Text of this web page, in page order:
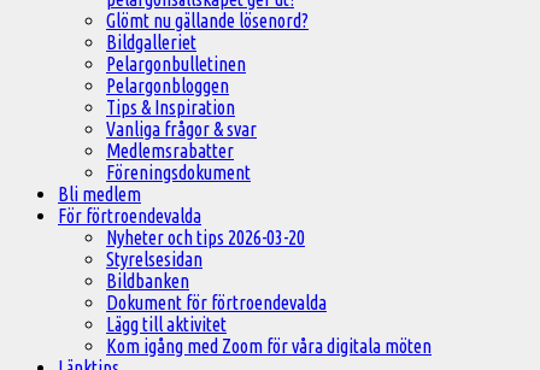
Glömt nu gällande lösenord?
Bildgalleriet
Pelargonbulletinen
Pelargonbloggen
Tips & Inspiration
Vanliga frågor & svar
Medlemsrabatter
Föreningsdokument
Bli medlem
För förtroendevalda
Nyheter och tips 2026-03-20
Styrelsesidan
Bildbanken
Dokument för förtroendevalda
Lägg till aktivitet
Kom igång med Zoom för våra digitala möten